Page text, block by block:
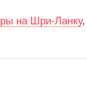
на Шри-Ланку,